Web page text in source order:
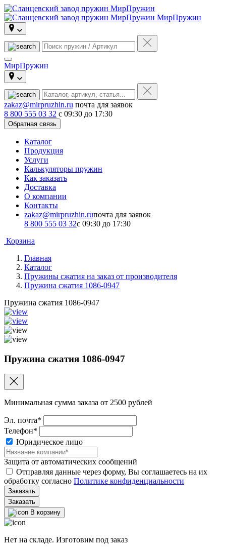
МирПружин
МирПружин
zakaz@mirpruzhin.ru почта для заявок
8 800 555 03 32 с 09:30 до 17:30
Обратная связь
Каталог
Продукция
Услуги
Калькуляторы пружин
Как заказать
Доставка
О компании
Контакты
zakaz@mirpruzhin.ruпочта для заявок
8 800 555 03 32с 09:30 до 17:30
Корзина
Главная
Каталог
Пружины сжатия на заказ от производителя
Пружина сжатия 1086-0947
Пружина сжатия 1086-0947
Пружина сжатия 1086-0947
Минимальная сумма заказа от 2500 рублей
Эл. почта*
Телефон*
Юридическое лицо
Защита от автоматических сообщений
Отправляя данные через форму, Вы соглашаетесь на их
обработку согласно Политике конфиденциальности
Заказать
В корзину
Нет на складе. Изготовим под заказ